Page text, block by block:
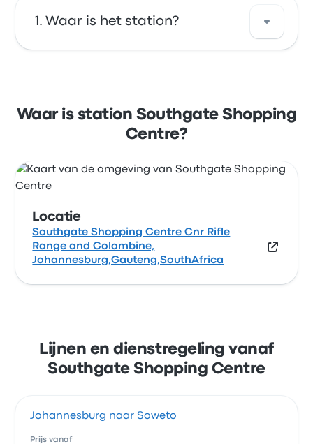
Waar is het station?
and Colombine,
Johannesburg,Gauteng,SouthAfrica. Bekijk
de locatie van deze bushalte in
Waar is station Southgate Shopping
Centre?
Locatie
Southgate Shopping Centre Cnr Rifle
Range and Colombine,
Johannesburg,Gauteng,SouthAfrica
Lijnen en dienstregeling vanaf
Southgate Shopping Centre
Johannesburg naar Soweto
Prijs vanaf